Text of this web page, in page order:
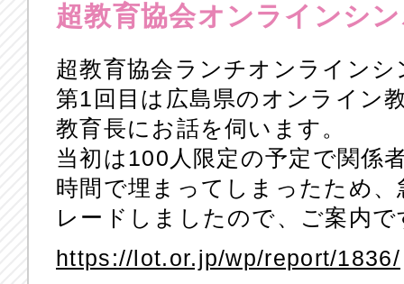
超教育協会オンラインシ
超教育協会ランチオンライン
第1回目は広島県のオンライン
教育長にお話を伺います。
当初は100人限定の予定で関係
時間で埋まってしまったため
レードしましたので、ご案内で
https://lot.or.jp/wp/report/1836/